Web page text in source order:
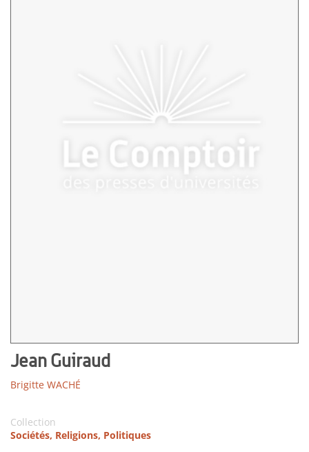
Jean Guiraud
Brigitte WACHÉ
Collection
Sociétés, Religions, Politiques